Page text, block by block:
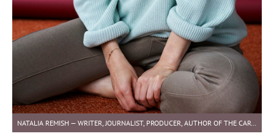
NATALIA REMISH — WRITER, JOURNALIST, PRODUCER, AUTHOR OF THE CARTOONS